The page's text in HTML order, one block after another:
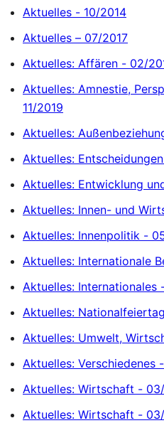
Aktuelles - 10/2014
Aktuelles – 07/2017
Aktuelles: Affären - 02/
Aktuelles: Amnestie,
11/2019
Aktuelles:
Aktuelles:
Aktuelles: Entwicklung
Aktuelles: Innen- und
Aktuelles: Innenpolitik -
Aktuelles: Internationale
Aktuelles: Internationales
Aktuelles:
Aktuelles: Umwelt,
Aktuelles: Verschiedenes
Aktuelles: Wirtschaft -
Aktuelles: Wirtschaft -